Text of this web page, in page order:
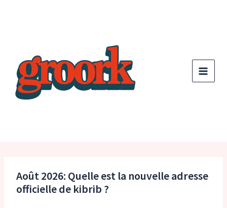
Août 2026: Quelle est la nouvelle adresse
officielle de kibrib ?